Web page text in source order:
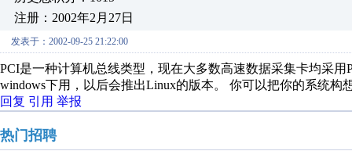
注册：2002年2月27日
发表于：2002-09-25 21:22:00
PCI是一种计算机总线类型，现在大多数高速数据采集卡均采
windows下用，以后会推出Linux的版本。 你可以把你的系统构
回复 引用 举报
热门招聘